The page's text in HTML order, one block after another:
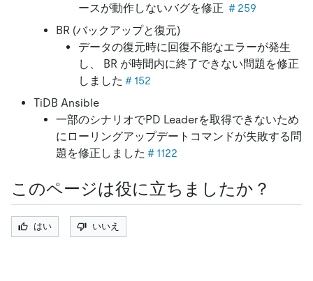
ースが動作しないバグを修正 ＃259
BR (バックアップと復元)
データの復元時に回復不能なエラーが発生
し、 BR が時間内に終了できない問題を修正
しました ＃152
TiDB Ansible
一部のシナリオでPD Leaderを取得できないため
にローリングアップデートコマンドが失敗する問
題を修正しました ＃1122
このページは役に立ちましたか？
はい いいえ